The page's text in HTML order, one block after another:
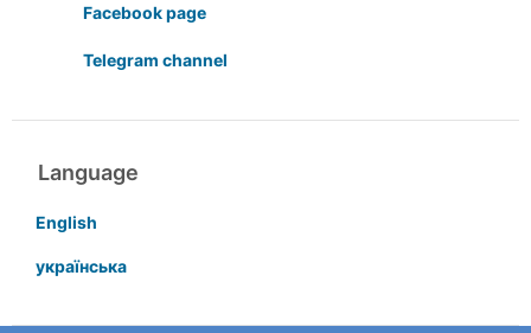
Facebook page
Telegram channel
Language
English
українська